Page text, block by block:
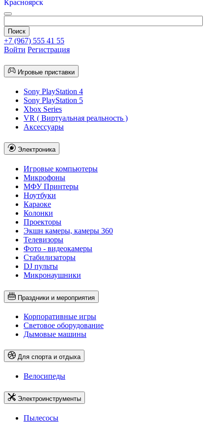
Красноярск
+7 (967) 555 41 55
Войти Регистрация
Игровые приставки
Sony PlayStation 4
Sony PlayStation 5
Xbox Series
VR ( Виртуальная реальность )
Аксессуары
Электроника
Игровые компьютеры
Микрофоны
МФУ Принтеры
Ноутбуки
Караоке
Колонки
Проекторы
Экшн камеры, камеры 360
Телевизоры
Фото - видеокамеры
Стабилизаторы
DJ пульты
Микронаушники
Праздники и мероприятия
Корпоративные игры
Световое оборудование
Дымовые машины
Для спорта и отдыха
Велосипеды
Электроинструменты
Пылесосы